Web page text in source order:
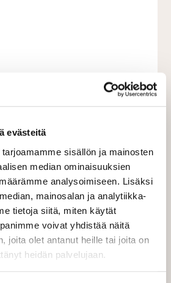
evästeitä
sisällön ja mainosten
median ominaisuuksien
analysoimiseen. Lisäksi
mainosalan ja analytiikka-
tietoja siitä, miten käytät
voivat yhdistää näitä
joita olet antanut heille tai joita on
heidän palvelujaan.
140cm. Hankauskesto 80 000
(ei varsinainen
hetkellä Marjapuuro, muut
yhdessä kuvassa
m